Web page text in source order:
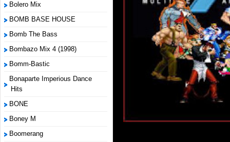
Bolero Mix
BOMB BASE HOUSE
Bomb The Bass
Bombazo Mix 4 (1998)
Bomm-Bastic
Bonaparte Imperious Dance
Hits
BONE
Boney M
Boomerang